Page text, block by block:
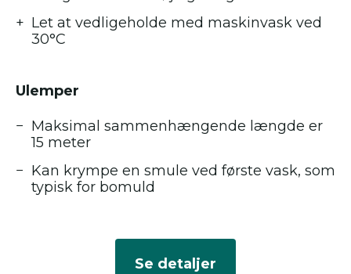
Let at vedligeholde med maskinvask ved
30°C
Ulemper
Maksimal sammenhængende længde er
15 meter
Kan krympe en smule ved første vask, som
typisk for bomuld
Se detaljer